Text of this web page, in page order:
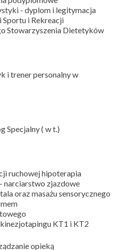
- dyplom i legitymacja
i Rekreacji
Stowarzyszenia Dietetyków
i trener personalny w
Specjalny ( w t.)
ruchowej hipoterapia
narciarstwo zjazdowe
oraz masażu sensorycznego
KT1 i KT2
opieką